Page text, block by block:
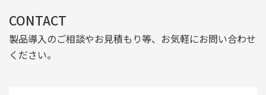
CONTACT
製品導入のご相談やお見積もり等、お気軽にお問い合わせ
ください。